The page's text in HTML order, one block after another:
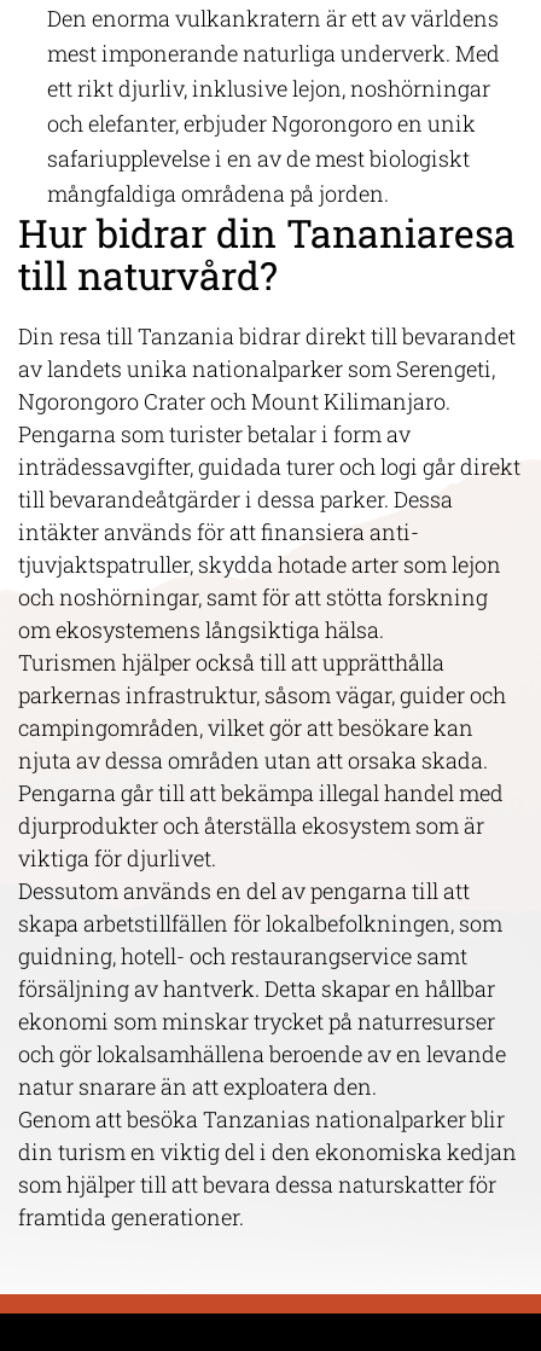
Den enorma vulkankratern är ett av världens
mest imponerande naturliga underverk. Med
ett rikt djurliv, inklusive lejon, noshörningar
och elefanter, erbjuder Ngorongoro en unik
safariupplevelse i en av de mest biologiskt
mångfaldiga områdena på jorden.
Hur bidrar din Tananiaresa
till naturvård?
Din resa till Tanzania bidrar direkt till bevarandet
av landets unika nationalparker som Serengeti,
Ngorongoro Crater och Mount Kilimanjaro.
Pengarna som turister betalar i form av
inträdessavgifter, guidada turer och logi går direkt
till bevarandeåtgärder i dessa parker. Dessa
intäkter används för att finansiera anti-
tjuvjaktspatruller, skydda hotade arter som lejon
och noshörningar, samt för att stötta forskning
om ekosystemens långsiktiga hälsa.
Turismen hjälper också till att upprätthålla
parkernas infrastruktur, såsom vägar, guider och
campingområden, vilket gör att besökare kan
njuta av dessa områden utan att orsaka skada.
Pengarna går till att bekämpa illegal handel med
djurprodukter och återställa ekosystem som är
viktiga för djurlivet.
Dessutom används en del av pengarna till att
skapa arbetstillfällen för lokalbefolkningen, som
guidning, hotell- och restaurangservice samt
försäljning av hantverk. Detta skapar en hållbar
ekonomi som minskar trycket på naturresurser
och gör lokalsamhällena beroende av en levande
natur snarare än att exploatera den.
Genom att besöka Tanzanias nationalparker blir
din turism en viktig del i den ekonomiska kedjan
som hjälper till att bevara dessa naturskatter för
framtida generationer.